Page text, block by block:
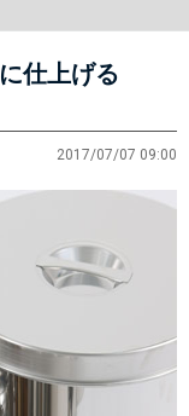
仕上げる
2017/07/07 09:00